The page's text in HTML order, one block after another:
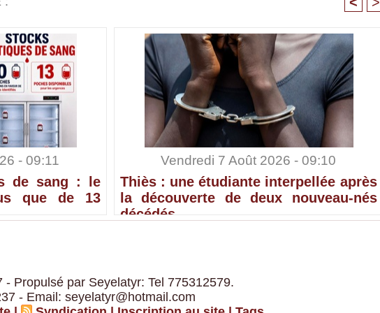
- 09:11
de sang : le
que de 13
Vendredi 7 Août 2026 - 09:10
Thiès : une étudiante interpellée après
la découverte de deux nouveau-nés
décédés
Propulsé par Seyelatyr: Tel 775312579.
- Email: seyelatyr@hotmail.com